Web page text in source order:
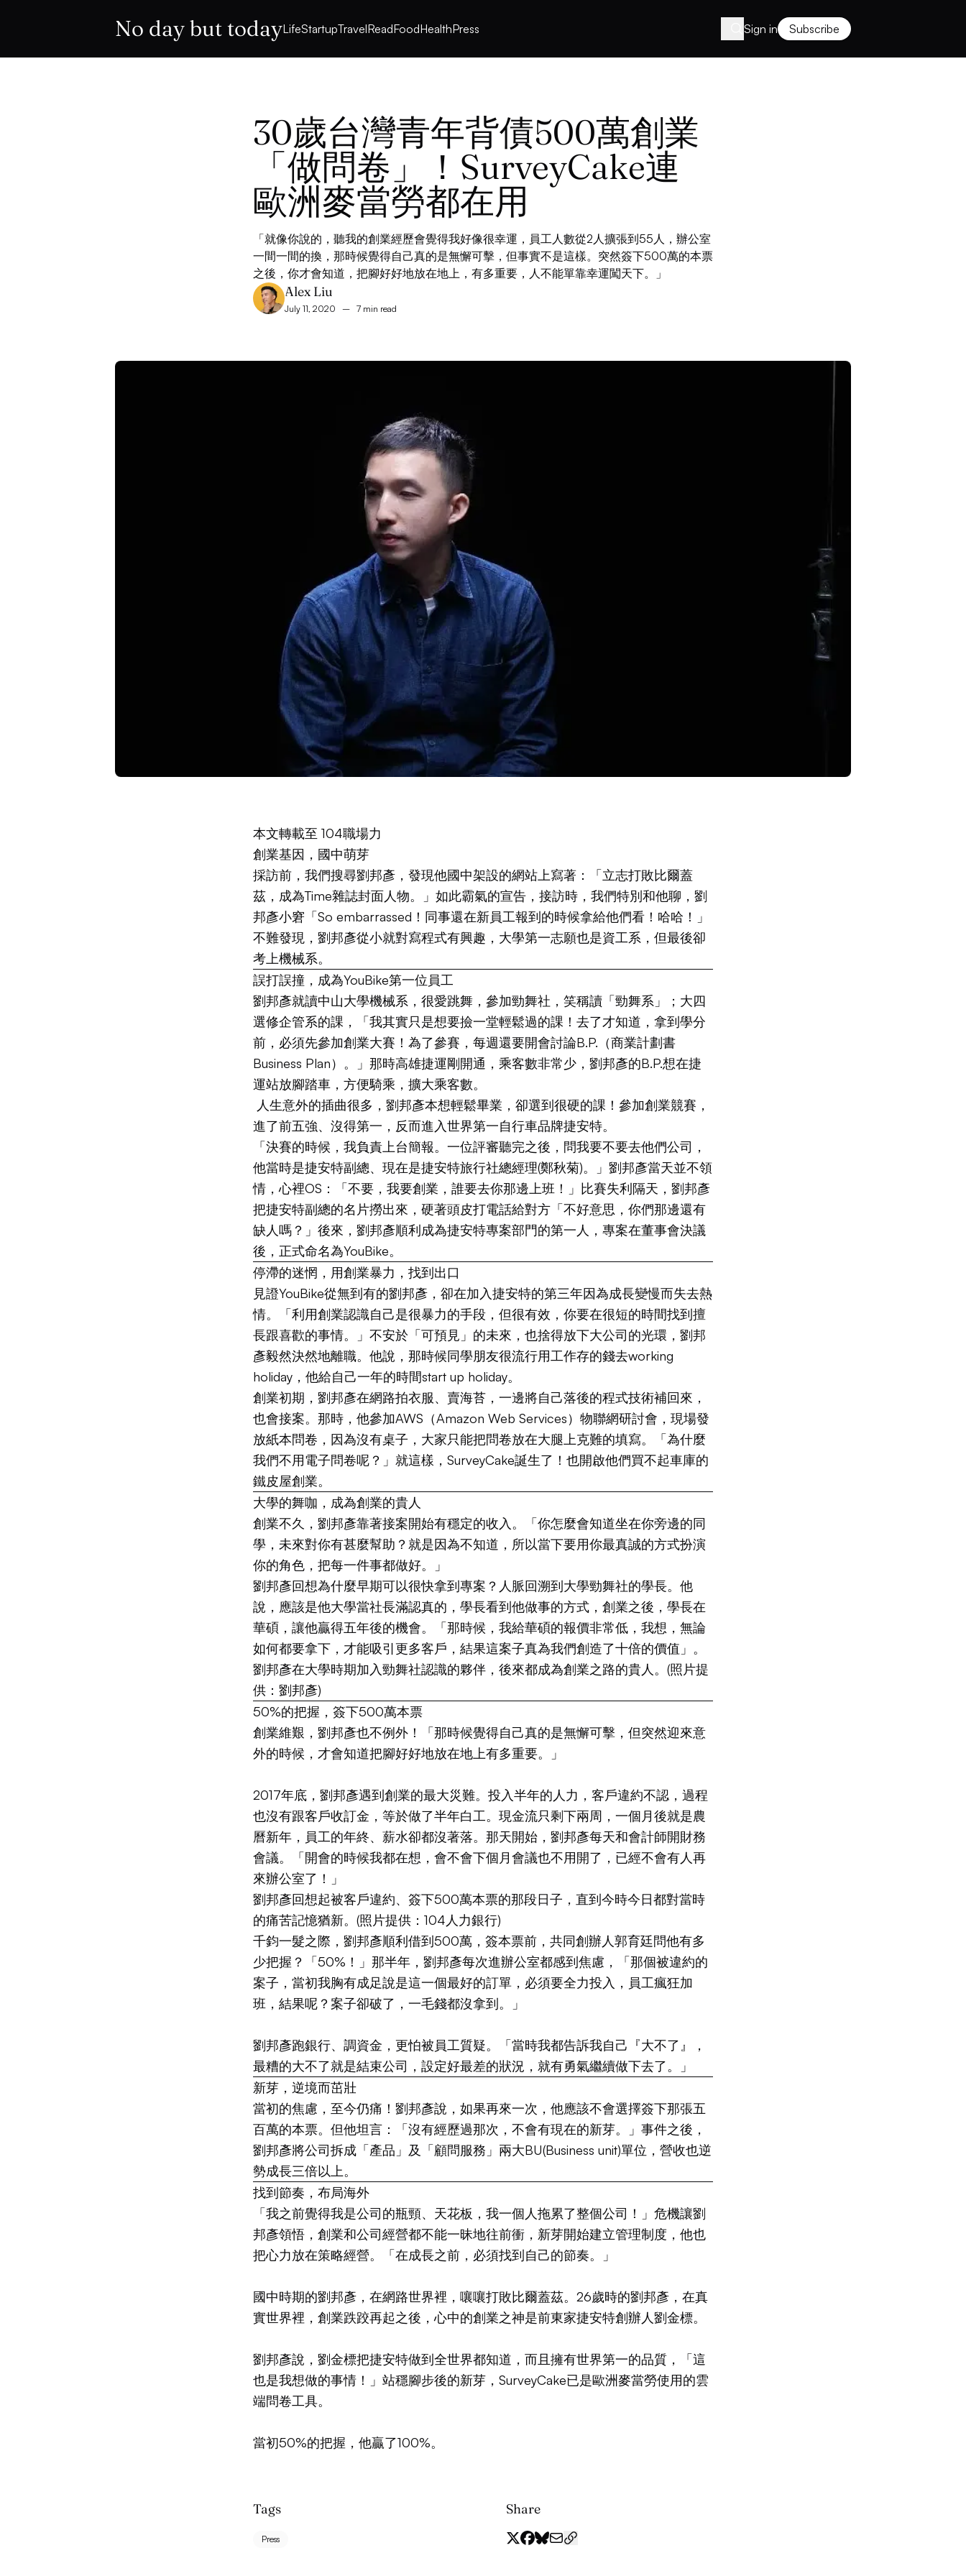
No day but todayLifeStartupTravelReadFoodHealthPress Sign in Subscribe
30歲台灣青年背債500萬創業
「做問卷」！SurveyCake連
歐洲麥當勞都在用
「就像你說的，聽我的創業經歷會覺得我好像很幸運，員工人數從2人擴張到55人，辦公室
一間一間的換，那時候覺得自己真的是無懈可擊，但事實不是這樣。突然簽下500萬的本票
之後，你才會知道，把腳好好地放在地上，有多重要，人不能單靠幸運闖天下。」
Alex Liu
July 11, 2020 – 7 min read
本文轉載至 104職場力
創業基因，國中萌芽
採訪前，我們搜尋劉邦彥，發現他國中架設的網站上寫著：「立志打敗比爾蓋
茲，成為Time雜誌封面人物。」如此霸氣的宣告，接訪時，我們特別和他聊，劉
邦彥小窘「So embarrassed！同事還在新員工報到的時候拿給他們看！哈哈！」
不難發現，劉邦彥從小就對寫程式有興趣，大學第一志願也是資工系，但最後卻
考上機械系。
誤打誤撞，成為YouBike第一位員工
劉邦彥就讀中山大學機械系，很愛跳舞，參加勁舞社，笑稱讀「勁舞系」；大四
選修企管系的課，「我其實只是想要撿一堂輕鬆過的課！去了才知道，拿到學分
前，必須先參加創業大賽！為了參賽，每週還要開會討論B.P.（商業計劃書
Business Plan）。」那時高雄捷運剛開通，乘客數非常少，劉邦彥的B.P.想在捷
運站放腳踏車，方便騎乘，擴大乘客數。
人生意外的插曲很多，劉邦彥本想輕鬆畢業，卻選到很硬的課！參加創業競賽，
進了前五強、沒得第一，反而進入世界第一自行車品牌捷安特。
「決賽的時候，我負責上台簡報。一位評審聽完之後，問我要不要去他們公司，
他當時是捷安特副總、現在是捷安特旅行社總經理(鄭秋菊)。」劉邦彥當天並不領
情，心裡OS：「不要，我要創業，誰要去你那邊上班！」比賽失利隔天，劉邦彥
把捷安特副總的名片撈出來，硬著頭皮打電話給對方「不好意思，你們那邊還有
缺人嗎？」後來，劉邦彥順利成為捷安特專案部門的第一人，專案在董事會決議
後，正式命名為YouBike。
停滯的迷惘，用創業暴力，找到出口
見證YouBike從無到有的劉邦彥，卻在加入捷安特的第三年因為成長變慢而失去熱
情。「利用創業認識自己是很暴力的手段，但很有效，你要在很短的時間找到擅
長跟喜歡的事情。」不安於「可預見」的未來，也捨得放下大公司的光環，劉邦
彥毅然決然地離職。他說，那時候同學朋友很流行用工作存的錢去working
holiday，他給自己一年的時間start up holiday。
創業初期，劉邦彥在網路拍衣服、賣海苔，一邊將自己落後的程式技術補回來，
也會接案。那時，他參加AWS（Amazon Web Services）物聯網研討會，現場發
放紙本問卷，因為沒有桌子，大家只能把問卷放在大腿上克難的填寫。「為什麼
我們不用電子問卷呢？」就這樣，SurveyCake誕生了！也開啟他們買不起車庫的
鐵皮屋創業。
大學的舞咖，成為創業的貴人
創業不久，劉邦彥靠著接案開始有穩定的收入。「你怎麼會知道坐在你旁邊的同
學，未來對你有甚麼幫助？就是因為不知道，所以當下要用你最真誠的方式扮演
你的角色，把每一件事都做好。」
劉邦彥回想為什麼早期可以很快拿到專案？人脈回溯到大學勁舞社的學長。他
說，應該是他大學當社長滿認真的，學長看到他做事的方式，創業之後，學長在
華碩，讓他贏得五年後的機會。「那時候，我給華碩的報價非常低，我想，無論
如何都要拿下，才能吸引更多客戶，結果這案子真為我們創造了十倍的價值」。
劉邦彥在大學時期加入勁舞社認識的夥伴，後來都成為創業之路的貴人。(照片提
供：劉邦彥)
50%的把握，簽下500萬本票
創業維艱，劉邦彥也不例外！「那時候覺得自己真的是無懈可擊，但突然迎來意
外的時候，才會知道把腳好好地放在地上有多重要。」
2017年底，劉邦彥遇到創業的最大災難。投入半年的人力，客戶違約不認，過程
也沒有跟客戶收訂金，等於做了半年白工。現金流只剩下兩周，一個月後就是農
曆新年，員工的年終、薪水卻都沒著落。那天開始，劉邦彥每天和會計師開財務
會議。「開會的時候我都在想，會不會下個月會議也不用開了，已經不會有人再
來辦公室了！」
劉邦彥回想起被客戶違約、簽下500萬本票的那段日子，直到今時今日都對當時
的痛苦記憶猶新。(照片提供：104人力銀行)
千鈞一髮之際，劉邦彥順利借到500萬，簽本票前，共同創辦人郭育廷問他有多
少把握？「50%！」那半年，劉邦彥每次進辦公室都感到焦慮，「那個被違約的
案子，當初我胸有成足說是這一個最好的訂單，必須要全力投入，員工瘋狂加
班，結果呢？案子卻破了，一毛錢都沒拿到。」
劉邦彥跑銀行、調資金，更怕被員工質疑。「當時我都告訴我自己『大不了』，
最糟的大不了就是結束公司，設定好最差的狀況，就有勇氣繼續做下去了。」
新芽，逆境而茁壯
當初的焦慮，至今仍痛！劉邦彥說，如果再來一次，他應該不會選擇簽下那張五
百萬的本票。但他坦言：「沒有經歷過那次，不會有現在的新芽。」事件之後，
劉邦彥將公司拆成「產品」及「顧問服務」兩大BU(Business unit)單位，營收也逆
勢成長三倍以上。
找到節奏，布局海外
「我之前覺得我是公司的瓶頸、天花板，我一個人拖累了整個公司！」危機讓劉
邦彥領悟，創業和公司經營都不能一昧地往前衝，新芽開始建立管理制度，他也
把心力放在策略經營。「在成長之前，必須找到自己的節奏。」
國中時期的劉邦彥，在網路世界裡，嚷嚷打敗比爾蓋茲。26歲時的劉邦彥，在真
實世界裡，創業跌跤再起之後，心中的創業之神是前東家捷安特創辦人劉金標。
劉邦彥說，劉金標把捷安特做到全世界都知道，而且擁有世界第一的品質，「這
也是我想做的事情！」站穩腳步後的新芽，SurveyCake已是歐洲麥當勞使用的雲
端問卷工具。
當初50%的把握，他贏了100%。
Tags
Press
Share